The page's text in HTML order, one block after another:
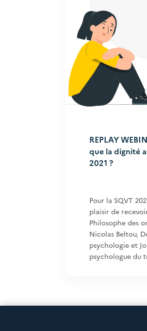
REPLAY
que la dignité
2021 ?
Pour la SQVT
plaisir de
Philosophe des
Nicolas Beltou,
psychologie et
psychologue du